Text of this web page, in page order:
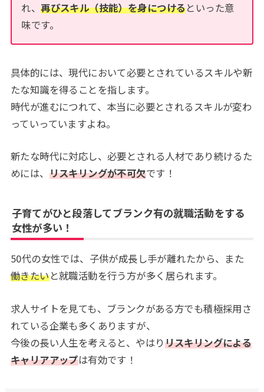
れ、再びスキル（技能）を身につけるといった意
味です。
具体的には、現代において必要とされているスキルや新
たな知識を得ることを指します。
時代が進むにつれて、本当に必要とされるスキルが変わ
っていっていますよね。
新たな時代に対応し、必要とされる人材であり続けるた
めには、 リスキリングが不可欠です！
子育てがひと段落してブランク有の就職活動をする
女性が多い！
50代の女性では、子供が成長し手が離れたから、また
働きたいと就職活動を行う方が多く居られます。
求人サイトを見ても、ブランクがある方でも積極採用さ
れている企業も多くありますが、
今後の長い人生を考えると、やはりリスキリングによる
キャリアアップは有効です！